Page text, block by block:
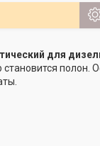
для
становится